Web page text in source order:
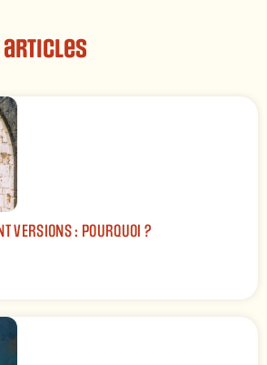
articles
VERSIONS : POURQUOI ?